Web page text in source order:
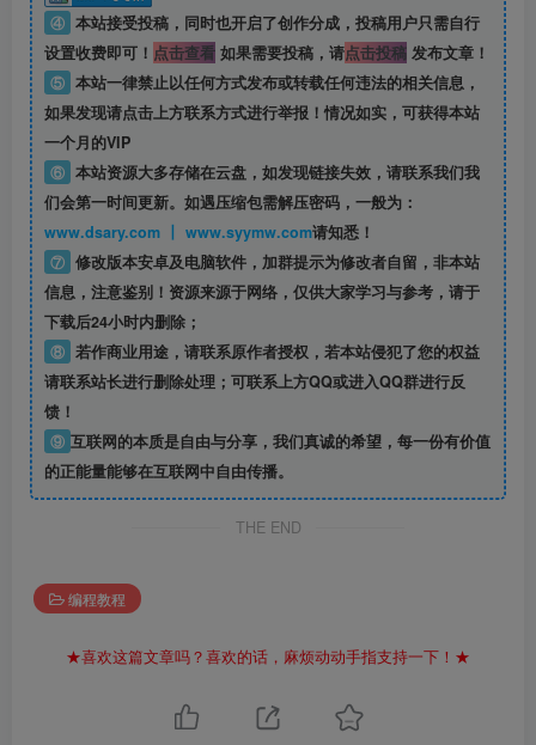
④ 本站接受投稿，同时也开启了创作分成，投稿用户只需自行
设置收费即可！ 点击查看如果需要投稿，请点击投稿发布文章！
⑤ 本站一律禁止以任何方式发布或转载任何违法的相关信息，
如果发现请点击上方联系方式进行举报！情况如实，可获得本站
一个月的VIP
⑥ 本站资源大多存储在云盘，如发现链接失效，请联系我们我
们会第一时间更新。如遇压缩包需解压密码，一般为：
www.dsary.com 丨 www.syymw.com请知悉！
⑦ 修改版本安卓及电脑软件，加群提示为修改者自留， 非本站
信息，注意鉴别！资源来源于网络，仅供大家学习与参考，请于
下载后24小时内删除；
⑧ 若作商业用途，请联系原作者授权，若本站侵犯了您的权益
请联系站长进行删除处理；可联系上方QQ或进入QQ群进行反
馈！
⑨ 互联网的本质是自由与分享，我们真诚的希望，每一份有价值
的正能量能够在互联网中自由传播。
THE END
编程教程
★喜欢这篇文章吗？喜欢的话，麻烦动动手指支持一下！★